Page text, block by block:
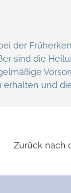
der
sind die
und
Zurück nach